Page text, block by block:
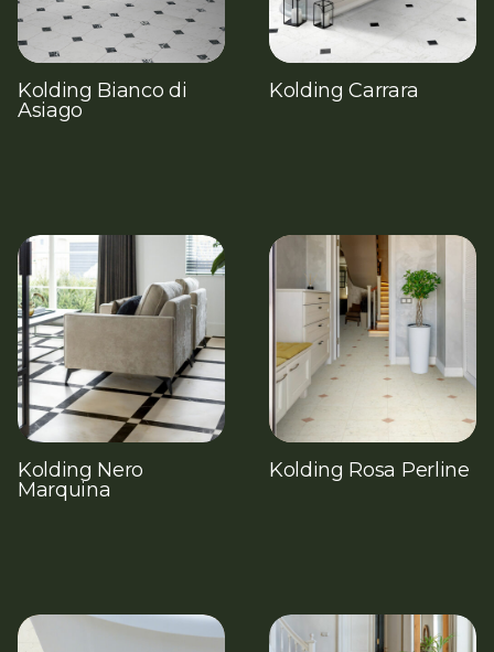
Kolding Bianco di
Asiago
Kolding Carrara
Kolding Nero
Marquina
Kolding Rosa Perline